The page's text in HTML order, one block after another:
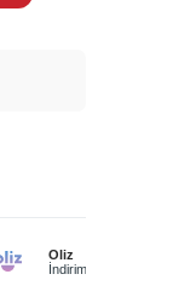
Oliz
İndirimi